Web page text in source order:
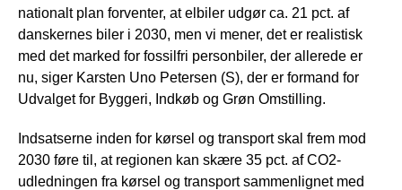
nationalt plan forventer, at elbiler udgør ca. 21 pct. af
danskernes biler i 2030, men vi mener, det er realistisk
med det marked for fossilfri personbiler, der allerede er
nu, siger Karsten Uno Petersen (S), der er formand for
Udvalget for Byggeri, Indkøb og Grøn Omstilling.
Indsatserne inden for kørsel og transport skal frem mod
2030 føre til, at regionen kan skære 35 pct. af CO2-
udledningen fra kørsel og transport sammenlignet med